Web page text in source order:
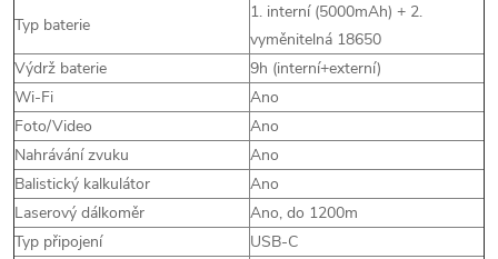
Typ baterie
1. interní (5000mAh) + 2.
vyměnitelná 18650
Výdrž baterie
9h (interní+externí)
Wi-Fi
Ano
Foto/Video
Ano
Nahrávání zvuku
Ano
Balistický kalkulátor
Ano
Laserový dálkoměr
Ano, do 1200m
Typ připojení
USB-C